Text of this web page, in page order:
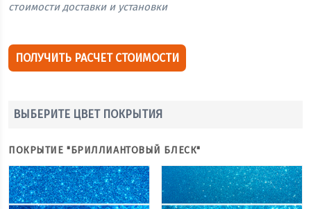
стоимости доставки и установки
ПОЛУЧИТЬ РАСЧЕТ СТОИМОСТИ
ВЫБЕРИТЕ ЦВЕТ ПОКРЫТИЯ
ПОКРЫТИЕ "БРИЛЛИАНТОВЫЙ БЛЕСК"